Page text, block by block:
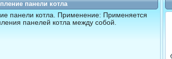
панели котла
панели котла. Применение: Применяется
панелей котла между собой.